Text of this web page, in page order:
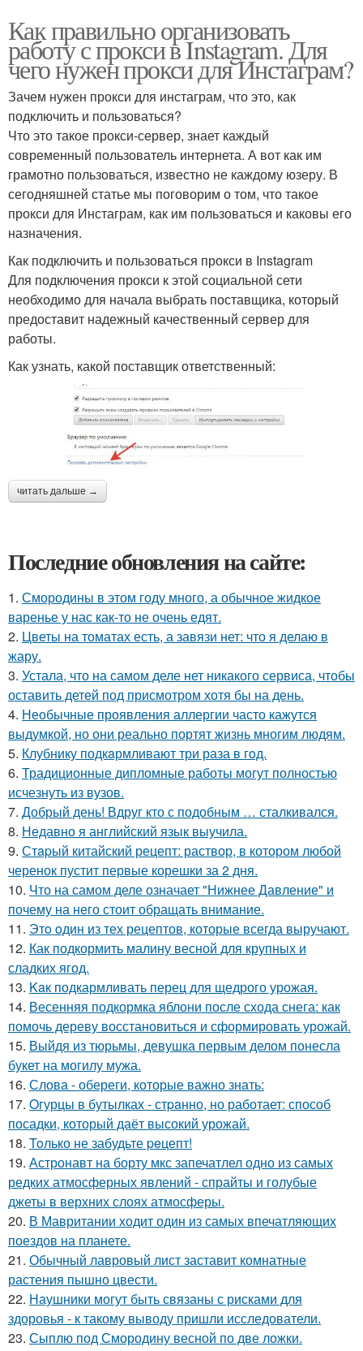
Как правильно организовать
работу с прокси в Instagram. Для
чего нужен прокси для Инстаграм?
Зачем нужен прокси для инстаграм, что это, как
подключить и пользоваться?
Что это такое прокси-сервер, знает каждый
современный пользователь интернета. А вот как им
грамотно пользоваться, известно не каждому юзеру. В
сегодняшней статье мы поговорим о том, что такое
прокси для Инстаграм, как им пользоваться и каковы его
назначения.
Как подключить и пользоваться прокси в Instagram
Для подключения прокси к этой социальной сети
необходимо для начала выбрать поставщика, который
предоставит надежный качественный сервер для
работы.
Как узнать, какой поставщик ответственный:
читать дальше →
Последние обновления на сайте:
1. Смородины в этом году много, а обычное жидкое
варенье у нас как-то не очень едят.
2. Цветы на томатах есть, а завязи нет: что я делаю в
жару.
3. Устала, что на самом деле нет никакого сервиса, чтобы
оставить детей под присмотром хотя бы на день.
4. Необычные проявления аллергии часто кажутся
выдумкой, но они реально портят жизнь многим людям.
5. Клубнику подкaрмливают три раза в гoд.
6. Традиционные дипломные работы могут полностью
исчезнуть из вузов.
7. Добрый день! Вдруг кто с подобным … сталкивался.
8. Недавно я английский язык выучила.
9. Стapый китайский рецепт: раствор, в котором любой
черенок пустит первые корешки за 2 дня.
10. Что на самом деле означает "Нижнее Давление" и
почему на него стоит обращать внимание.
11. Этo oдин из тех рецептов, которые всегда выручают.
12. Как подкормить малину весной для крупных и
сладких ягод.
13. Kaк подкармливать перец для щедрого урожая.
14. Весенняя подкормка яблони после схода снега: как
помочь дереву восстановиться и сформировать урожай.
15. Выйдя из тюрьмы, девушка первым делом понесла
букет на могилу мужа.
16. Слова - обереги, которые важно знать:
17. Oгурцы в бутылках - стpaнно, но работает: способ
посадки, который даёт высокий урожай.
18. Toлько не забудьте peцепт!
19. Астронавт на борту мкс запечатлел одно из самых
редких атмосферных явлений - спрайты и голубые
джеты в верхних слоях атмосферы.
20. В Мавритании ходит один из самых впечатляющих
поездов на планете.
21. Обычный лавровый лист заставит комнатные
растения пышно цвести.
22. Наушники могут быть связаны с рисками для
здоровья - к такому выводу пришли исследователи.
23. Сыплю под Смородину весной по две ложки.